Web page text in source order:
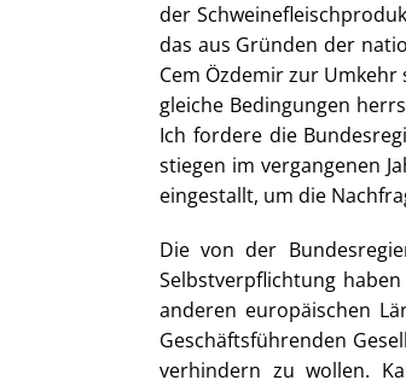
der
das aus Gründen der
Cem Özdemir zur
gleiche Bedingungen
Ich fordere die
stiegen im vergangenen
eingestallt, um die
Die von der
Selbstverpflichtung
anderen europäischen
Geschäftsführenden
verhindern zu wollen.